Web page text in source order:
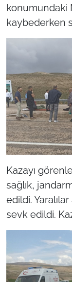
konumundaki
kaybederken
Kazayı
sağlık,
edildi.
sevk edildi.